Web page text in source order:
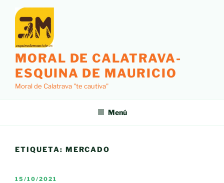
contenido
MORAL DE CALATRAVA-
ESQUINA DE MAURICIO
Moral de Calatrava "te cautiva"
Menú
ETIQUETA: MERCADO
PUBLICADO
15/10/2021